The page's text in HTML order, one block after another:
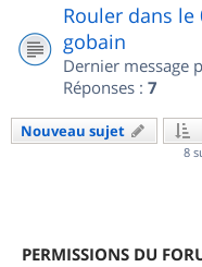
Rouler dans
gobain
Dernier message
Réponses : 7
Nouveau sujet
8
PERMISSIONS DU